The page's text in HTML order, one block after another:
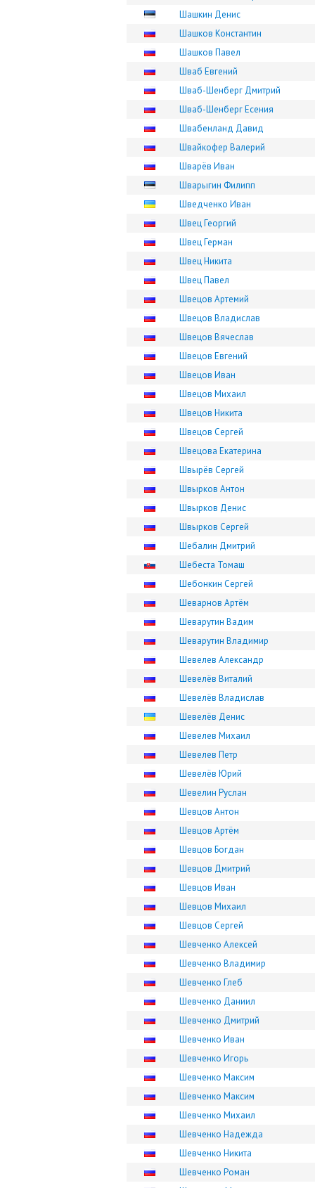
Шашкин Денис
Шашков Константин
Шашков Павел
Шваб Евгений
Шваб-Шенберг Дмитрий
Шваб-Шенберг Есения
Швабенланд Давид
Швайкофер Валерий
Шварёв Иван
Шварыгин Филипп
Шведченко Иван
Швец Георгий
Швец Герман
Швец Никита
Швец Павел
Швецов Артемий
Швецов Владислав
Швецов Вячеслав
Швецов Евгений
Швецов Иван
Швецов Михаил
Швецов Никита
Швецов Сергей
Швецова Екатерина
Швырёв Сергей
Швырков Антон
Швырков Денис
Швырков Сергей
Шебалин Дмитрий
Шебеста Томаш
Шебонкин Сергей
Шеварнов Артём
Шеварутин Вадим
Шеварутин Владимир
Шевелев Александр
Шевелёв Виталий
Шевелёв Владислав
Шевелёв Денис
Шевелев Михаил
Шевелев Петр
Шевелёв Юрий
Шевелин Руслан
Шевцов Антон
Шевцов Артём
Шевцов Богдан
Шевцов Дмитрий
Шевцов Иван
Шевцов Михаил
Шевцов Сергей
Шевченко Алексей
Шевченко Владимир
Шевченко Глеб
Шевченко Даниил
Шевченко Дмитрий
Шевченко Иван
Шевченко Игорь
Шевченко Максим
Шевченко Максим
Шевченко Михаил
Шевченко Надежда
Шевченко Никита
Шевченко Роман